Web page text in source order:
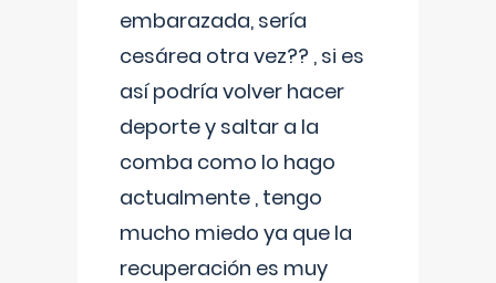
embarazada, sería
cesárea otra vez?? , si es
así podría volver hacer
deporte y saltar a la
comba como lo hago
actualmente , tengo
mucho miedo ya que la
recuperación es muy